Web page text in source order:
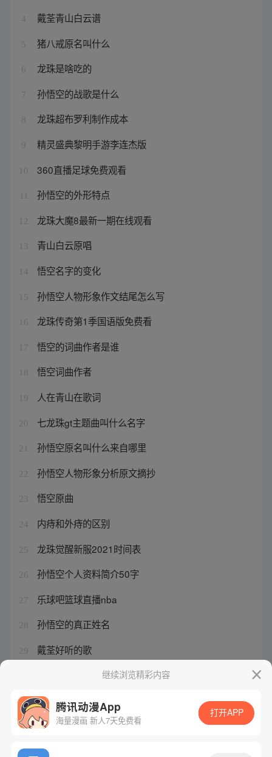
4 戴荃青山白云谱
5 猪八戒原名叫什么
6 龙珠是啥吃的
7 孙悟空的战歌是什么
8 龙珠超布罗利制作成本
9 精灵盛典黎明手游李连杰版
10 360直播足球免费观看
孙悟空的外形特点
12 龙珠大魔8最新一期在线观看
13 青山白云原唱
14 悟空名字的变化
15 孙悟空人物形象作文结尾怎么写
16 龙珠传奇第1季国语版免费看
17 悟空的词曲作者是谁
18 悟空词曲作者
19 人在青山在歌词
20 七龙珠gt主题曲叫什么名字
21 孙悟空原名叫什么来自哪里
22 孙悟空人物形象分析原文摘抄
23 悟空原曲
24 内痔和外痔的区别
25 龙珠觉醒新服2021时间表
26 孙悟空个人资料简介50字
27 乐球吧篮球直播nba
28 孙悟空的真正姓名
29 戴荃好听的歌
继续浏览精彩内容
腾讯动漫App
海量漫画 新人7天免费看
打开APP